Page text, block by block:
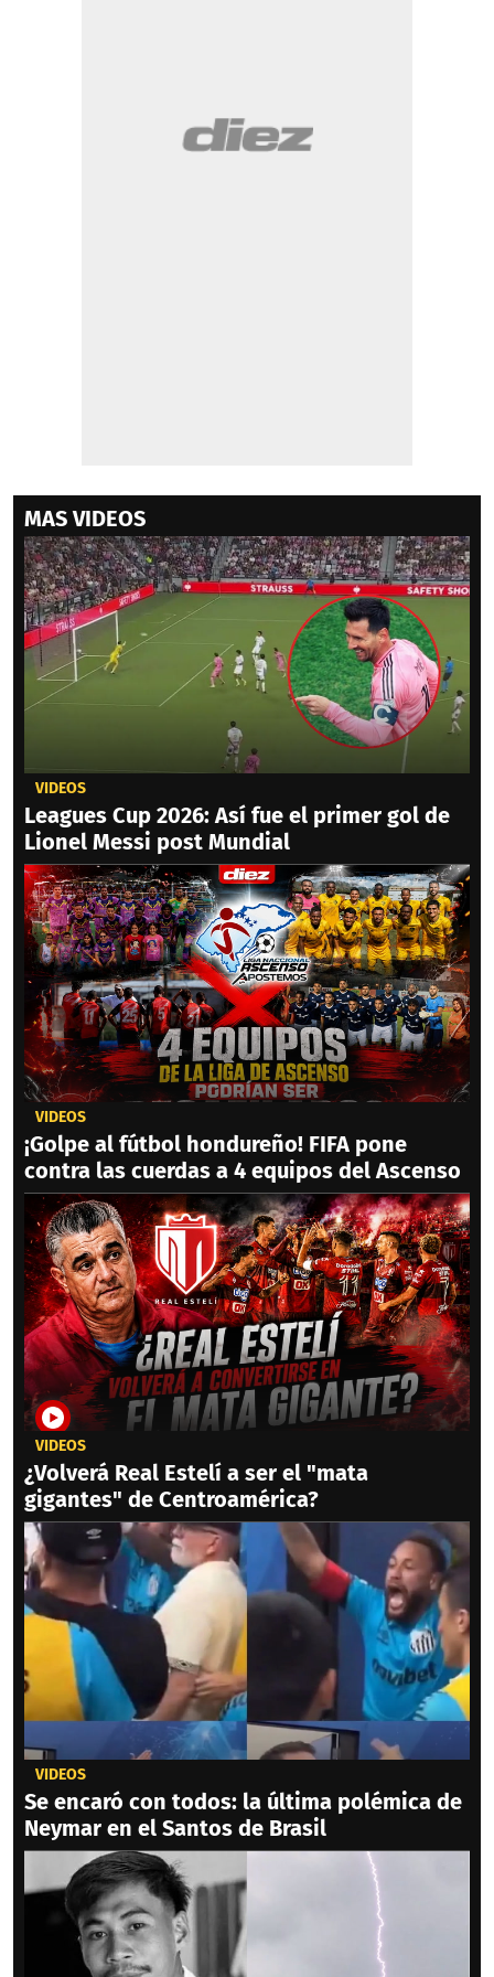
MAS VIDEOS
VIDEOS
Leagues Cup 2026: Así fue el primer gol de
Lionel Messi post Mundial
VIDEOS
¡Golpe al fútbol hondureño! FIFA pone
contra las cuerdas a 4 equipos del Ascenso
VIDEOS
¿Volverá Real Estelí a ser el "mata
gigantes" de Centroamérica?
VIDEOS
Se encaró con todos: la última polémica de
Neymar en el Santos de Brasil